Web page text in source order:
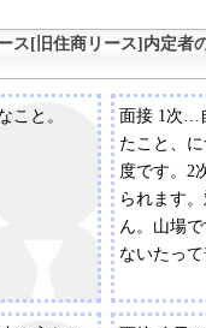
ス[旧住商リース]内定者
こと。
面接 1次…
たこと、
度です。2
られます
ん。山場
ないたって